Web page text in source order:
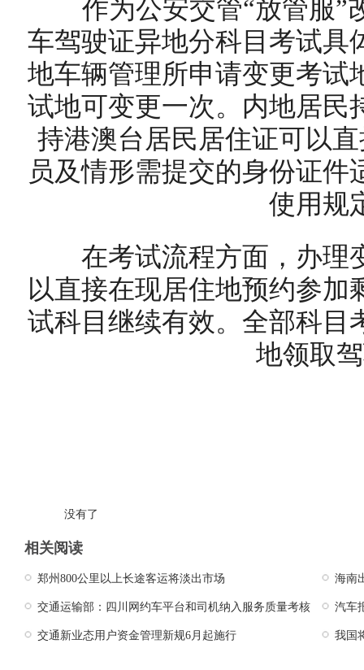
作为公安交管“放管服”
车驾驶证异地分科目考试具
地车辆管理所申请变更考试
试地可变更一次。内地居民
持港澳台居民居住证可以
员及情形需提交的身份证
使用规
在考试流程方面，办理
以直接在现居住地预约参
试科目继续有效。全部科目
地领取
没有了
相关阅读
郑州800公里以上长途客运将淡出市场 海南
交通运输部：四川网约车平台和司机纳入服务质量考核 汽车
交通新业态用户资金管理新规6月起施行 我国